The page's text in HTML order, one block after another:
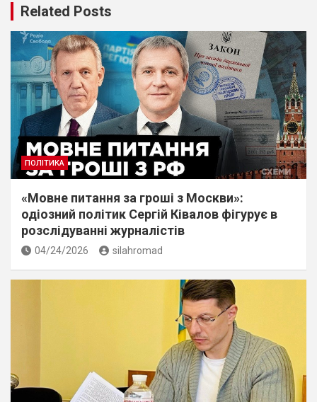
Related Posts
ПОЛІТИКА
«Мовне питання за гроші з Москви»:
одіозний політик Сергій Ківалов фігурує в
розслідуванні журналістів
04/24/2026 silahromad